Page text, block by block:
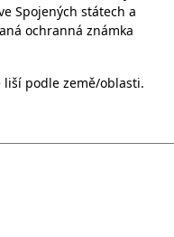
Spojených státech a
ochranná známka
podle země/oblasti.